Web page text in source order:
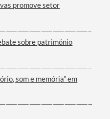
promove setor
sobre património
som e memória” em